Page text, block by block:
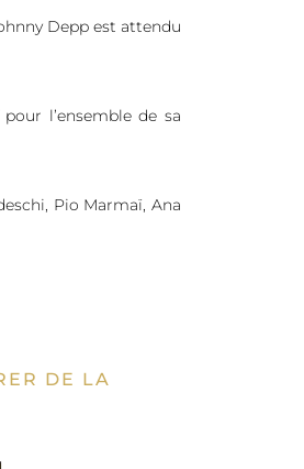
Depp est attendu
pour l’ensemble de sa
Pio Mar­maï, Ana
DE LA